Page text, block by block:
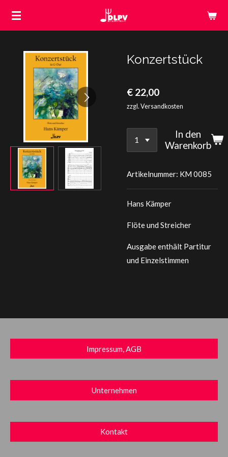
Zum
Konzertstück
€ 22,00
zzgl. Versandkosten
In den
Warenkorb
Artikelnummer: KM 0085
Hans Kämper
Flöte und Streicher
Ausgabe enthält Partitur
und Einzelstimmen
Impressum, AGB
Unternehmen
Kontakt